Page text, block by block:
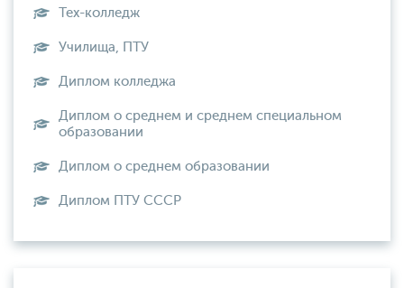
Тех-колледж
Училища, ПТУ
Диплом колледжа
Диплом о среднем и среднем специальном
образовании
Диплом о среднем образовании
Диплом ПТУ СССР